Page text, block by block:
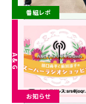
番組レポ
お知らせ